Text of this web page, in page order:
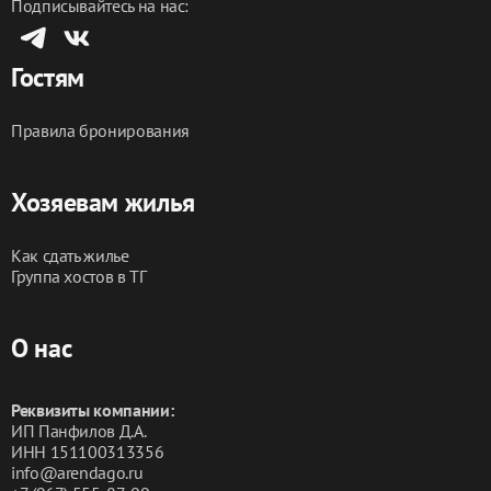
- Термальные источник «Верхний Бор»
⚡️Отличная транспортная инфраструктура.
⚡️ До аэропорта 15 мин на автомобиле. До ЖД
Ждём Вас, у нас Вам понравиться!!!
Подписывайтесь на нас:
Гостям
Правила бронирования
Хозяевам жилья
Как сдать жилье
Группа хостов в ТГ
О нас
Реквизиты компании:
ИП Панфилов Д.А.
ИНН 151100313356
info@arendago.ru